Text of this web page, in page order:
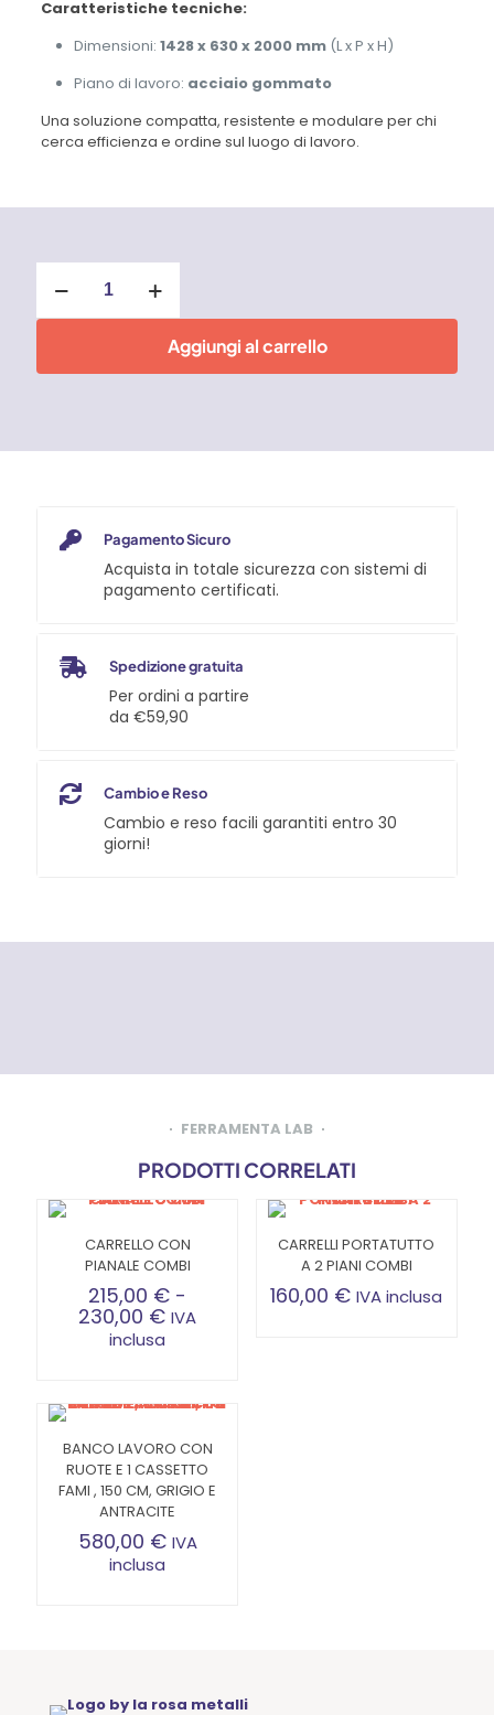
Caratteristiche tecniche:
Dimensioni: 1428 x 630 x 2000 mm(L x P x H)
Piano di lavoro: acciaio gommato
Una soluzione compatta, resistente e modulare per chi
cerca efficienza e ordine sul luogo di lavoro.
CON
CASSETTIERA
CON
Aggiungi al carrello
Pagamento Sicuro
Acquista in totale sicurezza con sistemi di
pagamento certificati.
Spedizione gratuita
Per ordini a partire
da €59,90
Cambio e Reso
Cambio e reso facili garantiti entro 30
giorni!
FERRAMENTA LAB
PRODOTTI CORRELATI
CARRELLO CON
PIANALE COMBI
215,00 € -
230,00 €Fascia
215,00 €
230,00 €
IVA
inclusa
ha
varianti.
Le
opzioni
possono
essere
scelte
nella
CARRELLI PORTATUTTO
A 2 PIANI COMBI
160,00 € IVA inclusa
BANCO LAVORO CON
RUOTE E 1 CASSETTO
FAMI , 150 CM, GRIGIO E
ANTRACITE
580,00 € IVA
inclusa